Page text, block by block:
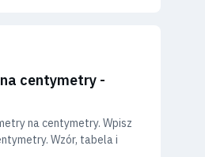
centymetry -
na centymetry. Wpisz
Wzór, tabela i